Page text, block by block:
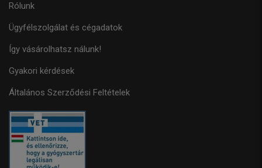
Rólunk
Ügyfélszolgálat és cégadatok
Így vásárolhatsz nálunk!
Gyakori kérdések
Általános Szerződési Feltételek